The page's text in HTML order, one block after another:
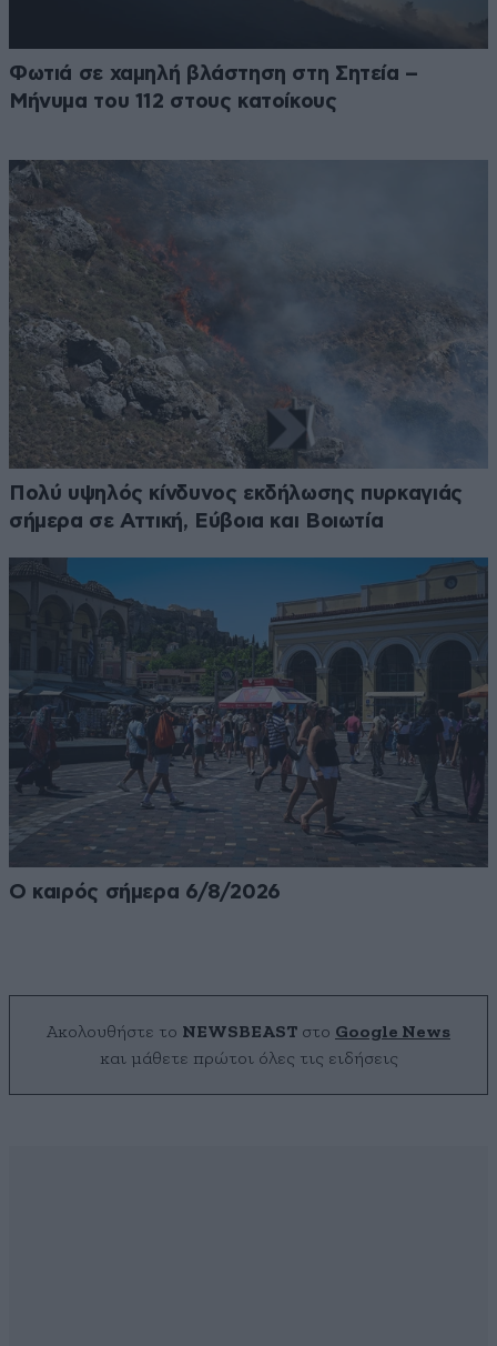
Φωτιά σε χαμηλή βλάστηση στη Σητεία –
Μήνυμα του 112 στους κατοίκους
Πολύ υψηλός κίνδυνος εκδήλωσης πυρκαγιάς
σήμερα σε Αττική, Εύβοια και Βοιωτία
Ο καιρός σήμερα 6/8/2026
Ακολουθήστε το NEWSBEAST στο Google News
και μάθετε πρώτοι όλες τις ειδήσεις